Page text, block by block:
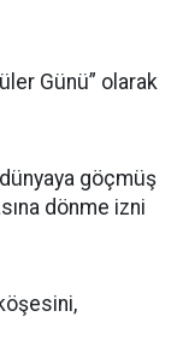
Günü” olarak
göçmüş
dönme izni